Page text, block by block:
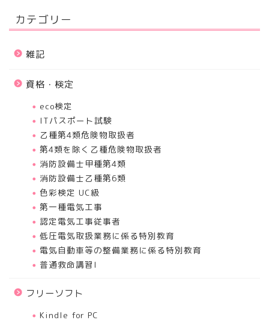
カテゴリー
雑記
資格・検定
eco検定
ITパスポート試験
乙種第4類危険物取扱者
第4類を除く乙種危険物取扱者
消防設備士甲種第4類
消防設備士乙種第6類
色彩検定 UC級
第一種電気工事
認定電気工事従事者
低圧電気取扱業務に係る特別教育
電気自動車等の整備業務に係る特別教育
普通救命講習I
フリーソフト
Kindle for PC